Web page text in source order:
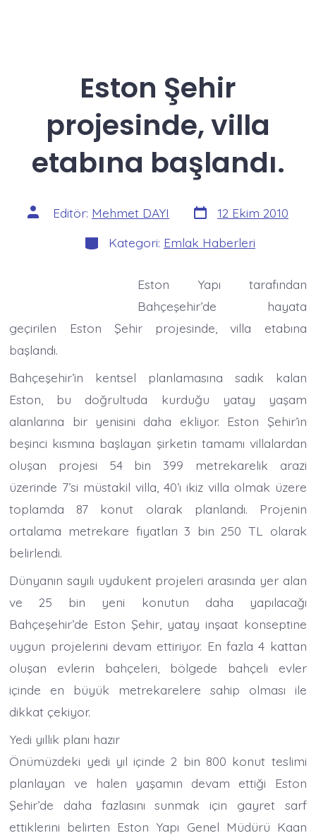
Eston Şehir
projesinde, villa
etabına başlandı.
Yazının
yazarı
Editör: Mehmet DAYI Yazı
tarihi
12 Ekim 2010
Kategoriler
Kategori: Emlak Haberleri
Eston Yapı tarafından
Bahçeşehir’de hayata
geçirilen Eston Şehir projesinde, villa etabına
başlandı.
Bahçeşehir’in kentsel planlamasına sadık kalan
Eston, bu doğrultuda kurduğu yatay yaşam
alanlarına bir yenisini daha ekliyor. Eston Şehir’in
beşinci kısmına başlayan şirketin tamamı villalardan
oluşan projesi 54 bin 399 metrekarelik arazi
üzerinde 7’si müstakil villa, 40’ı ikiz villa olmak üzere
toplamda 87 konut olarak planlandı. Projenin
ortalama metrekare fiyatları 3 bin 250 TL olarak
belirlendi.
Dünyanın sayılı uydukent projeleri arasında yer alan
ve 25 bin yeni konutun daha yapılacağı
Bahçeşehir’de Eston Şehir, yatay inşaat konseptine
uygun projelerini devam ettiriyor. En fazla 4 kattan
oluşan evlerin bahçeleri, bölgede bahçeli evler
içinde en büyük metrekarelere sahip olması ile
dikkat çekiyor.
Yedi yıllık planı hazır
Önümüzdeki yedi yıl içinde 2 bin 800 konut teslimi
planlayan ve halen yaşamın devam ettiği Eston
Şehir’de daha fazlasını sunmak için gayret sarf
ettiklerini belirten Eston Yapı Genel Müdürü Kaan